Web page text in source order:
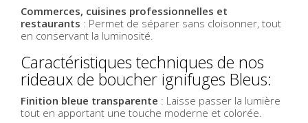
Commerces, cuisines professionnelles et
restaurants : Permet de séparer sans cloisonner, tout
en conservant la luminosité.
Caractéristiques techniques de nos
rideaux de boucher ignifuges Bleus:
Finition bleue transparente : Laisse passer la lumière
tout en apportant une touche moderne et colorée.